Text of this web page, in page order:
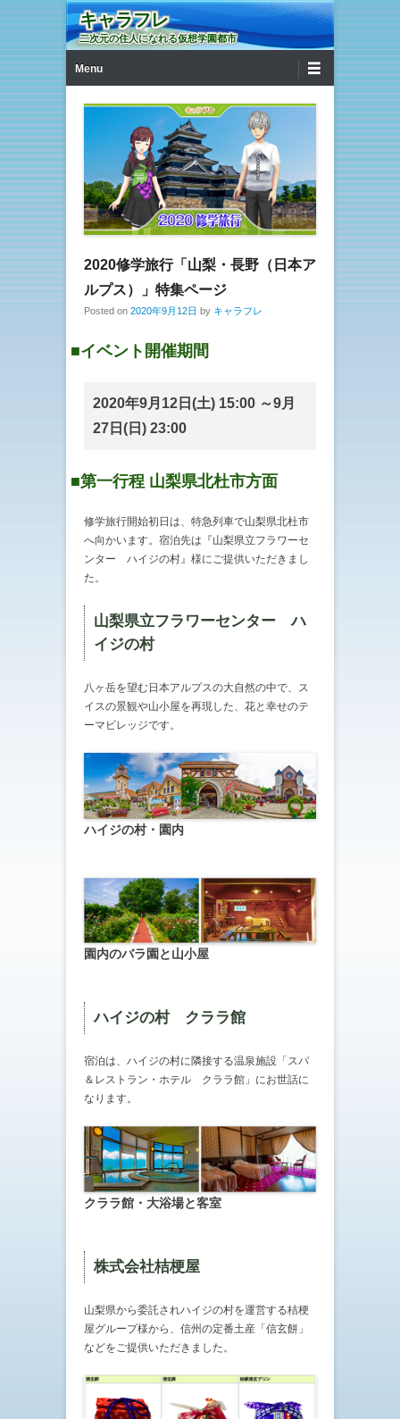
キャラフレ
二次元の住人になれる仮想学園都市
Menu
2020修学旅行「山梨・長野（日本ア
ルプス）」特集ページ
Posted on 2020年9月12日 by キャラフレ
■イベント開催期間
2020年9月12日(土) 15:00 ～9月
27日(日) 23:00
■第一行程 山梨県北杜市方面
修学旅行開始初日は、特急列車で山梨県北杜市
へ向かいます。宿泊先は『山梨県立フラワーセ
ンター ハイジの村』様にご提供いただきまし
た。
山梨県立フラワーセンター ハ
イジの村
八ヶ岳を望む日本アルプスの大自然の中で、ス
イスの景観や山小屋を再現した、花と幸せのテ
ーマビレッジです。
ハイジの村・園内
園内のバラ園と山小屋
ハイジの村 クララ館
宿泊は、ハイジの村に隣接する温泉施設「スパ
＆レストラン・ホテル クララ館」にお世話に
なります。
クララ館・大浴場と客室
株式会社桔梗屋
山梨県から委託されハイジの村を運営する桔梗
屋グループ様から、信州の定番土産「信玄餅」
などをご提供いただきました。